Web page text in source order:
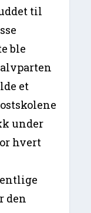
til
ble
et
under
hvert
den